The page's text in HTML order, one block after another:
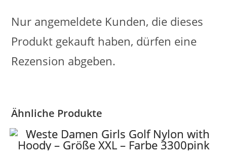
Nur angemeldete Kunden, die dieses
Produkt gekauft haben, dürfen eine
Rezension abgeben.
Ähnliche Produkte